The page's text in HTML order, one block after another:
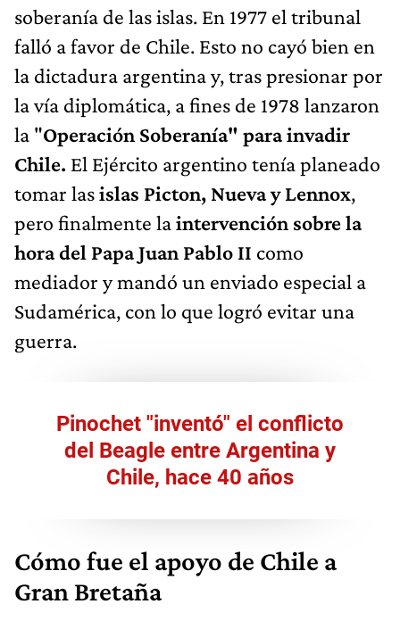
soberanía de las islas. En 1977 el tribunal
falló a favor de Chile. Esto no cayó bien en
la dictadura argentina y, tras presionar por
la vía diplomática, a fines de 1978 lanzaron
la "Operación Soberanía" para invadir
Chile. El Ejército argentino tenía planeado
tomar lasislas Picton, Nueva y Lennox,
pero finalmente laintervención sobre la
hora del PapaJuan Pablo II como
mediador y mandó un enviado especial a
Sudamérica, con lo que logró evitar una
guerra.
Pinochet "inventó" el conflicto
del Beagle entre Argentina y
Chile, hace 40 años
Cómo fue el apoyo de Chile a
Gran Bretaña